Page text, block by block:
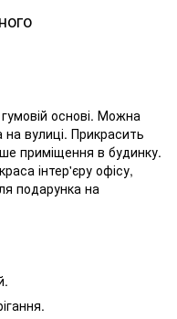
основі. Можна
вулиці. Прикрасить
приміщення в будинку.
інтер'єру офісу,
подарунка на